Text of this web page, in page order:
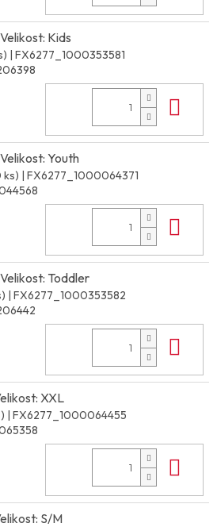
Kids
| FX6277_1000353581
Youth
ks) | FX6277_1000064371
Toddler
| FX6277_1000353582
XXL
| FX6277_1000064455
S/M